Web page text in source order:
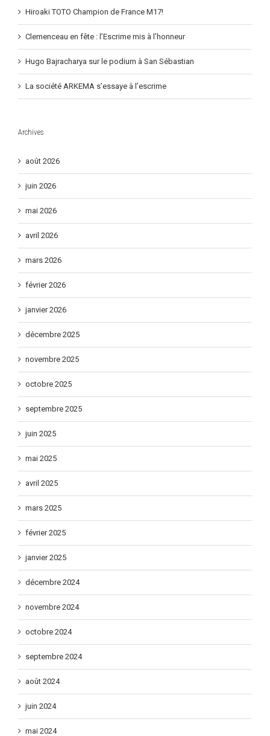
Hiroaki TOTO Champion de France M17!
Clemenceau en fête : l’Escrime mis à l’honneur
Hugo Bajracharya sur le podium à San Sébastian
La société ARKEMA s’essaye à l’escrime
Archives
août 2026
juin 2026
mai 2026
avril 2026
mars 2026
février 2026
janvier 2026
décembre 2025
novembre 2025
octobre 2025
septembre 2025
juin 2025
mai 2025
avril 2025
mars 2025
février 2025
janvier 2025
décembre 2024
novembre 2024
octobre 2024
septembre 2024
août 2024
juin 2024
mai 2024